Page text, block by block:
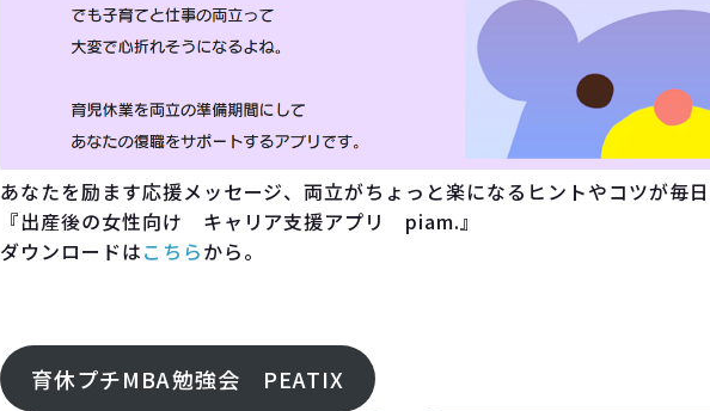
あなたを励ます応援メッセージ、両立がちょっと楽になるヒントやコツが毎
『出産後の女性向け キャリア支援アプリ piam.』
ダウンロードはこちらから。
育休プチMBA勉強会 PEATIX